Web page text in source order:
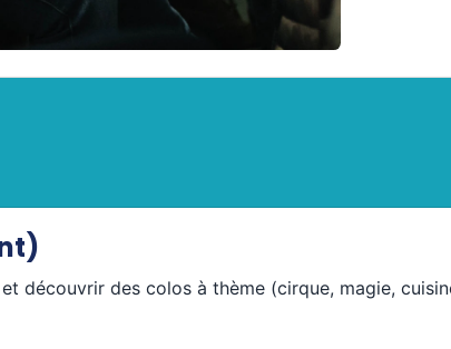
découvrir des colos à thème (cirque, magie,